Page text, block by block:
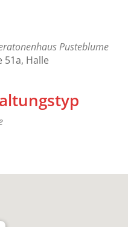
Pusteblume
51a, Halle